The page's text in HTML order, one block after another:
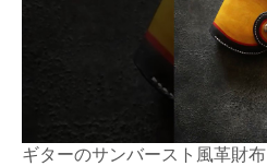
ギターのサンバースト風革財布⁡